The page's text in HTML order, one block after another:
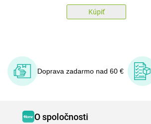
Kúpiť
Doprava zadarmo nad 60 €
O spoločnosti